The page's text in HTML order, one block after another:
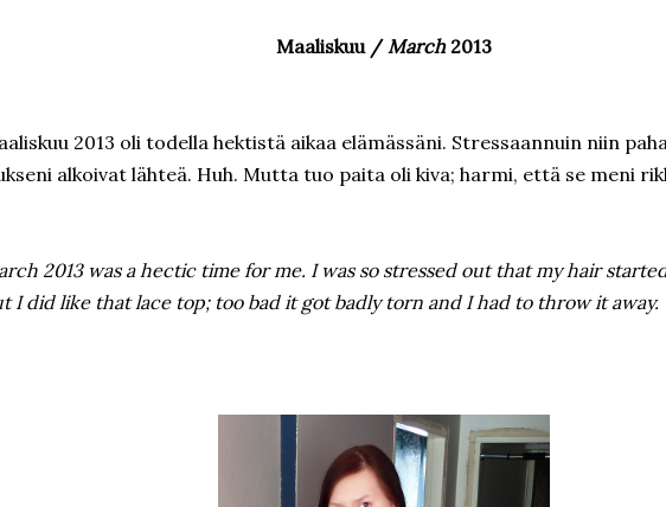
Maaliskuu /March2013
2013 oli todella hektistä aikaa elämässäni. Stressaannuin niin
alkoivat lähteä. Huh. Mutta tuo paita oli kiva; harmi, että se meni
2013 was a hectic time for me. I was so stressed out that my hair
I did like that lace top; too bad it got badly torn and I had to throw it away.